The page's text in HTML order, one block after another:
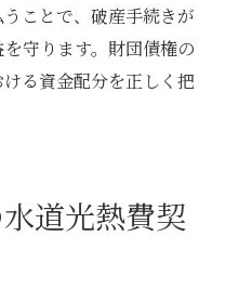
ことで、破産手続きが
守ります。財団債権の
る資金配分を正しく把
道光熱費契